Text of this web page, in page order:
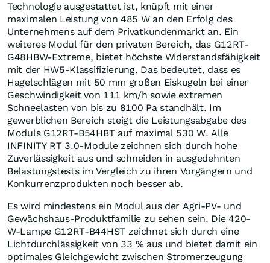
Technologie ausgestattet ist, knüpft mit einer
maximalen Leistung von 485 W an den Erfolg des
Unternehmens auf dem Privatkundenmarkt an. Ein
weiteres Modul für den privaten Bereich, das G12RT-
G48HBW-Extreme, bietet höchste Widerstandsfähigkeit
mit der HW5-Klassifizierung. Das bedeutet, dass es
Hagelschlägen mit 50 mm großen Eiskugeln bei einer
Geschwindigkeit von 111 km/h sowie extremen
Schneelasten von bis zu 8100 Pa standhält. Im
gewerblichen Bereich steigt die Leistungsabgabe des
Moduls G12RT-B54HBT auf maximal 530 W. Alle
INFINITY RT 3.0-Module zeichnen sich durch hohe
Zuverlässigkeit aus und schneiden in ausgedehnten
Belastungstests im Vergleich zu ihren Vorgängern und
Konkurrenzprodukten noch besser ab.
Es wird mindestens ein Modul aus der Agri-PV- und
Gewächshaus-Produktfamilie zu sehen sein. Die 420-
W-Lampe G12RT-B44HST zeichnet sich durch eine
Lichtdurchlässigkeit von 33 % aus und bietet damit ein
optimales Gleichgewicht zwischen Stromerzeugung